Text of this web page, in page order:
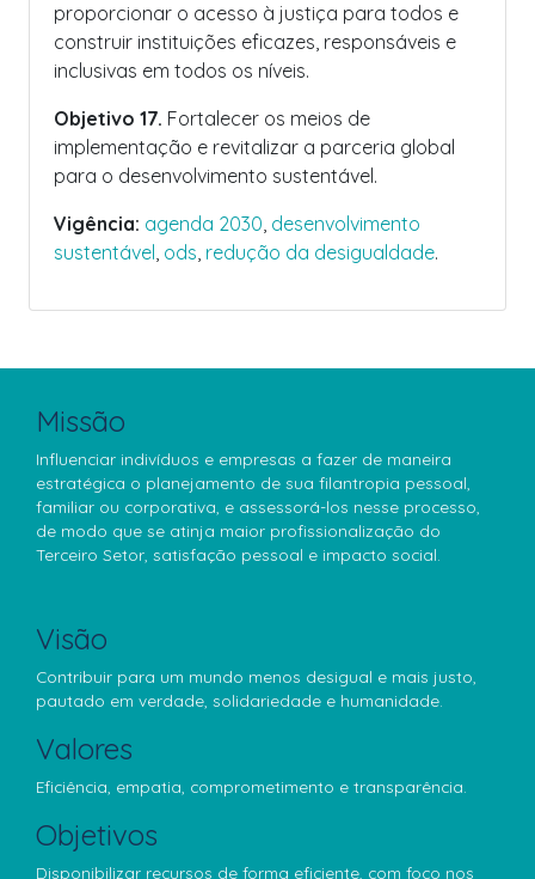
proporcionar o acesso à justiça para todos e
construir instituições eficazes, responsáveis e
inclusivas em todos os níveis.
Objetivo 17. Fortalecer os meios de
implementação e revitalizar a parceria global
para o desenvolvimento sustentável.
Vigência: agenda 2030, desenvolvimento
sustentável, ods, redução da desigualdade.
Missão
Influenciar indivíduos e empresas a fazer de maneira
estratégica o planejamento de sua filantropia pessoal,
familiar ou corporativa, e assessorá-los nesse processo,
de modo que se atinja maior profissionalização do
Terceiro Setor, satisfação pessoal e impacto social.
Visão
Contribuir para um mundo menos desigual e mais justo,
pautado em verdade, solidariedade e humanidade.
Valores
Eficiência, empatia, comprometimento e transparência.
Objetivos
Disponibilizar recursos de forma eficiente, com foco nos